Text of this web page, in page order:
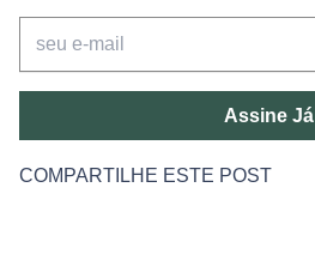
Assine Já
COMPARTILHE ESTE POST